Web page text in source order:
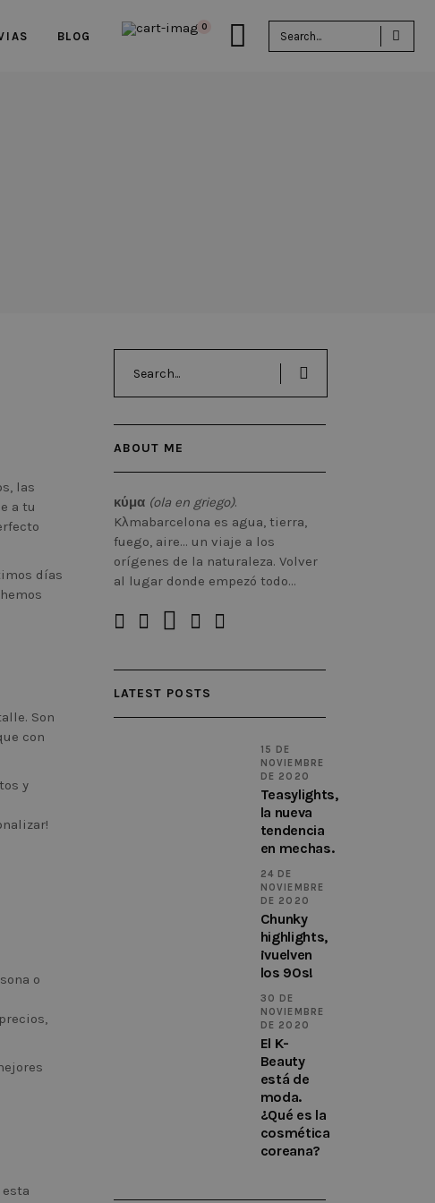
BLOG
0
for:
las
a tu
días
Son
con
y
o
ABOUT ME
κύμα (ola en griego).
Kλmabarcelona es agua, tierra,
fuego, aire… un viaje a los
orígenes de la naturaleza. Volver
al lugar donde empezó todo…
LATEST POSTS
15 DE
NOVIEMBRE
DE 2020
Teasylights,
la nueva
tendencia
en mechas.
24 DE
NOVIEMBRE
DE 2020
Chunky
highlights,
¡vuelven
los 90s!
30 DE
NOVIEMBRE
DE 2020
El K-
Beauty
está de
moda.
¿Qué es la
cosmética
coreana?